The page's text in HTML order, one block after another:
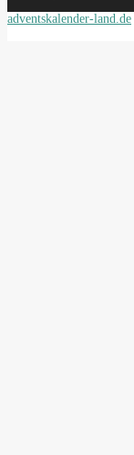
adventskalender-land.de